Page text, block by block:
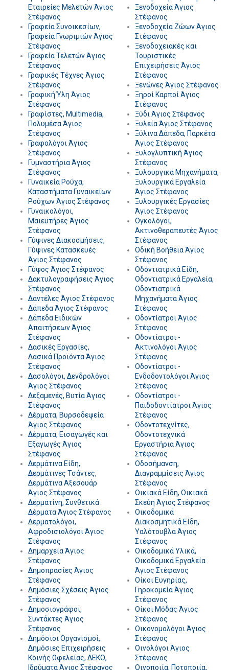
Εταιρείες Μελετών Άγιος
Στέφανος
Γραφεία Συνοικεσίων,
Γραφεία Γνωριμιών Άγιος
Στέφανος
Γραφεία Τελετών Άγιος
Στέφανος
Γραφικές Τέχνες Άγιος
Στέφανος
Γραφική Ύλη Άγιος
Στέφανος
Γραφίστες, Multimedia,
Πολυμέσα Άγιος
Στέφανος
Γραφολόγοι Άγιος
Στέφανος
Γυμναστήρια Άγιος
Στέφανος
Γυναικεία Ρούχα,
Καταστήματα Γυναικείων
Ρούχων Άγιος Στέφανος
Γυναικολόγοι,
Μαιευτήρες Άγιος
Στέφανος
Γύψινες Διακοσμήσεις,
Γύψινες Κατασκευές
Άγιος Στέφανος
Γύψος Άγιος Στέφανος
Δακτυλογραφήσεις Άγιος
Στέφανος
Δαντέλες Άγιος Στέφανος
Δάπεδα Άγιος Στέφανος
Δάπεδα Ειδικών
Απαιτήσεων Άγιος
Στέφανος
Δασικές Εργασίες,
Δασικά Προϊόντα Άγιος
Στέφανος
Δασολόγοι, Δενδρολόγοι
Άγιος Στέφανος
Δεξαμενές, Βυτία Άγιος
Στέφανος
Δέρματα, Βυρσοδεψεία
Άγιος Στέφανος
Δέρματα, Εισαγωγές και
Εξαγωγές Άγιος
Στέφανος
Δερμάτινα Είδη,
Δερμάτινες Τσάντες,
Δερμάτινα Αξεσουάρ
Άγιος Στέφανος
Δερματίνη, Συνθετικά
Δέρματα Άγιος Στέφανος
Δερματολόγοι,
Αφροδισιολόγοι Άγιος
Στέφανος
Δημαρχεία Άγιος
Στέφανος
Δημοπρασίες Άγιος
Στέφανος
Δημόσιες Σχέσεις Άγιος
Στέφανος
Δημοσιογράφοι,
Συντάκτες Άγιος
Στέφανος
Δημόσιοι Οργανισμοί,
Δημόσιες Επιχειρήσεις
Κοινής Ωφελείας, ΔΕΚΟ,
Ιδρύματα Άγιος Στέφανος
Ξενοδοχεία Άγιος
Στέφανος
Ξενοδοχεία Ζώων Άγιος
Στέφανος
Ξενοδοχειακές και
Τουριστικές
Επιχειρήσεις Άγιος
Στέφανος
Ξενώνες Άγιος Στέφανος
Ξηροί Καρποί Άγιος
Στέφανος
Ξύδι Άγιος Στέφανος
Ξυλεία Άγιος Στέφανος
Ξύλινα Δάπεδα, Παρκέτα
Άγιος Στέφανος
Ξυλογλυπτική Άγιος
Στέφανος
Ξυλουργικά Μηχανήματα,
Ξυλουργικά Εργαλεία
Άγιος Στέφανος
Ξυλουργικές Εργασίες
Άγιος Στέφανος
Ογκολόγοι,
Ακτινοθεραπευτές Άγιος
Στέφανος
Οδική Βοήθεια Άγιος
Στέφανος
Οδοντιατρικά Είδη,
Οδοντιατρικά Εργαλεία,
Οδοντιατρικά
Μηχανήματα Άγιος
Στέφανος
Οδοντίατροι Άγιος
Στέφανος
Οδοντίατροι -
Ακτινολόγοι Άγιος
Στέφανος
Οδοντίατροι -
Ενδοδοντολόγοι Άγιος
Στέφανος
Οδοντίατροι -
Παιδοδοντίατροι Άγιος
Στέφανος
Οδοντοτεχνίτες,
Οδοντοτεχνικά
Εργαστήρια Άγιος
Στέφανος
Οδοσήμανση,
Διαγραμμίσεις Άγιος
Στέφανος
Οικιακά Είδη, Οικιακά
Σκεύη Άγιος Στέφανος
Οικοδομικά
Διακοσμητικά Είδη,
Υαλότουβλα Άγιος
Στέφανος
Οικοδομικά Υλικά,
Οικοδομικά Εργαλεία
Άγιος Στέφανος
Οίκοι Ευγηρίας,
Γηροκομεία Άγιος
Στέφανος
Οίκοι Μόδας Άγιος
Στέφανος
Οικονομολόγοι Άγιος
Στέφανος
Οινολόγοι Άγιος
Στέφανος
Οινοποιία, Ποτοποιία,